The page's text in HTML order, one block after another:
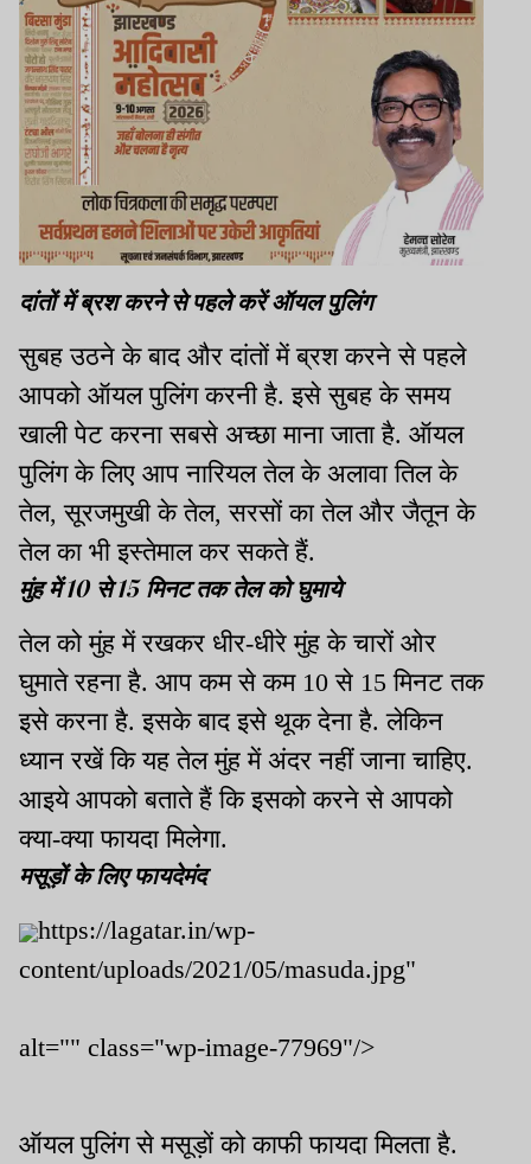
दांतों में ब्रश करने से पहले करें ऑयल पुलिंग
सुबह उठने के बाद और दांतों में ब्रश करने से पहले
आपको ऑयल पुलिंग करनी है. इसे सुबह के समय
खाली पेट करना सबसे अच्छा माना जाता है. ऑयल
पुलिंग के लिए आप नारियल तेल के अलावा तिल के
तेल, सूरजमुखी के तेल, सरसों का तेल और जैतून के
तेल का भी इस्तेमाल कर सकते हैं.
मुंह में 10 से 15 मिनट तक तेल को घुमाये
तेल को मुंह में रखकर धीर-धीरे मुंह के चारों ओर
घुमाते रहना है. आप कम से कम 10 से 15 मिनट तक
इसे करना है. इसके बाद इसे थूक देना है. लेकिन
ध्यान रखें कि यह तेल मुंह में अंदर नहीं जाना चाहिए.
आइये आपको बताते हैं कि इसको करने से आपको
क्या-क्या फायदा मिलेगा.
मसूड़ों के लिए फायदेमंद
https://lagatar.in/wp-
content/uploads/2021/05/masuda.jpg"
alt="" class="wp-image-77969"/>
ऑयल पुलिंग से मसूड़ों को काफी फायदा मिलता है.